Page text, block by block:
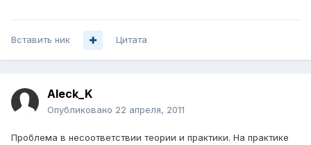
Вставить ник Цитата
Aleck_K
Опубликовано 22 апреля, 2011
Проблема в несоответствии теории и практики. На практике